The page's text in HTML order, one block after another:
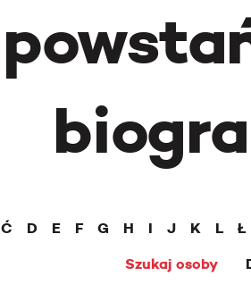
Ć D E F G H I J K L Ł
Szukaj osoby